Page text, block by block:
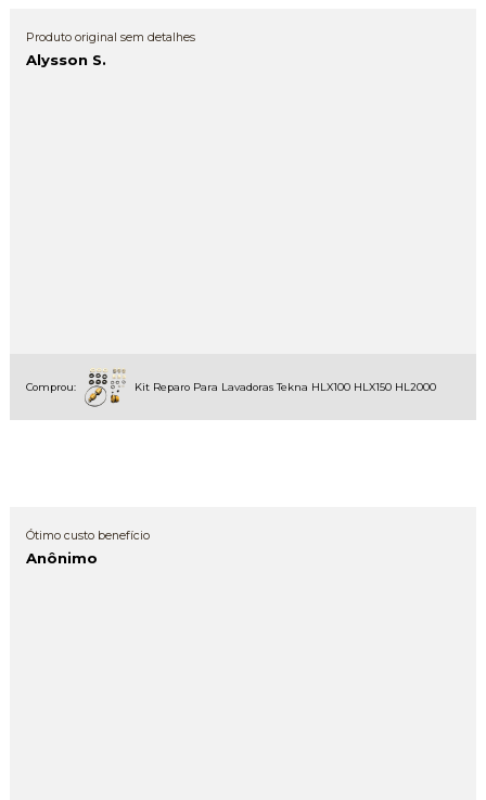
Produto original sem detalhes
Alysson S.
Comprou: Kit Reparo Para Lavadoras Tekna HLX100 HLX150 HL2000
Ótimo custo benefício
Anônimo